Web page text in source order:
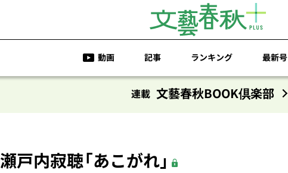
動画 記事 ランキング 最新号
連載 文藝春秋BOOK倶楽部
瀬戸内寂聴「あこがれ」